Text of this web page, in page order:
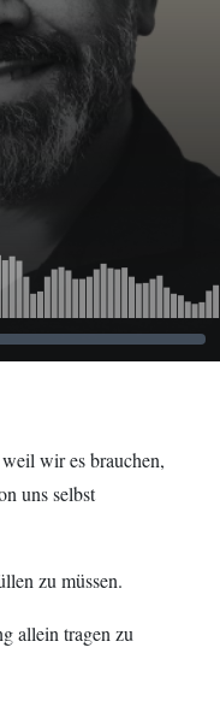
wir es brauchen,
uns selbst
zu müssen.
allein tragen zu